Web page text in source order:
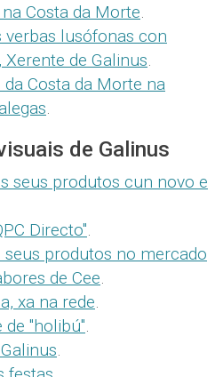
Costa da Morte.
verbas lusófonas con
Xerente de Galinus.
Costa da Morte na
.
de Galinus
seus produtos cun novo e
Directo".
seus produtos no mercado
de Cee.
xa na rede.
"holibú".
.